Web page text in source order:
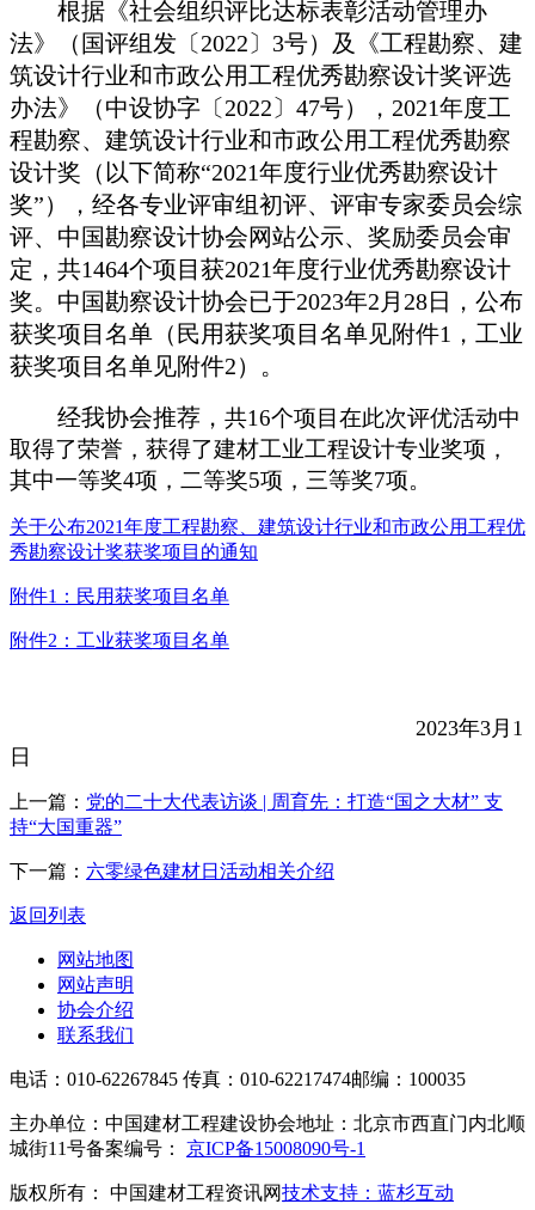
根据 《社会组织评比达标表彰活动管理办
法》（国评组发〔2022〕 3号）及《工程勘察、建
筑设计行业和市政公用工程优秀勘察设计奖评选
办法》（中设协字〔2022〕 47号）， 2021年度工
程勘察、建筑设计行业和市政公用工程优秀勘察
设计奖（以下简称“2021年度行业优秀勘察设计
奖”），经各专业评审组初评、评审专家委员会综
评、中国勘察设计协会网站公示、奖励委员会审
定，共1464个项目获2021年度行业优秀勘察设计
奖。中国勘察设计协会已于2023年2月 28日，公布
获奖项目名单（民用获奖项目名单见附件1 ，工业
获奖项目名单见附件2）。
经我协会推荐， 共16个项目在此次评优活动中
取得了荣誉，获得了建材工业工程设计专业奖项，
其中一等奖4项，二等奖5项，三等奖7项。
关于公布2021年度工程勘察、建筑设计行业和市政公用工程优
秀勘察设计奖获奖项目的通知
附件1：民用获奖项目名单
附件2：工业获奖项目名单
2023年3月1
日
上一篇： 党的二十大代表访谈 | 周育先：打造“国之大材” 支
持“大国重器”
下一篇： 六零绿色建材日活动相关介绍
返回列表
网站地图
网站声明
协会介绍
联系我们
电话：010-62267845 传真：010-62217474邮编：100035
主办单位：中国建材工程建设协会地址：北京市西直门内北顺
城街11号备案编号： 京ICP备15008090号-1
版权所有： 中国建材工程资讯网技术支持：蓝杉互动